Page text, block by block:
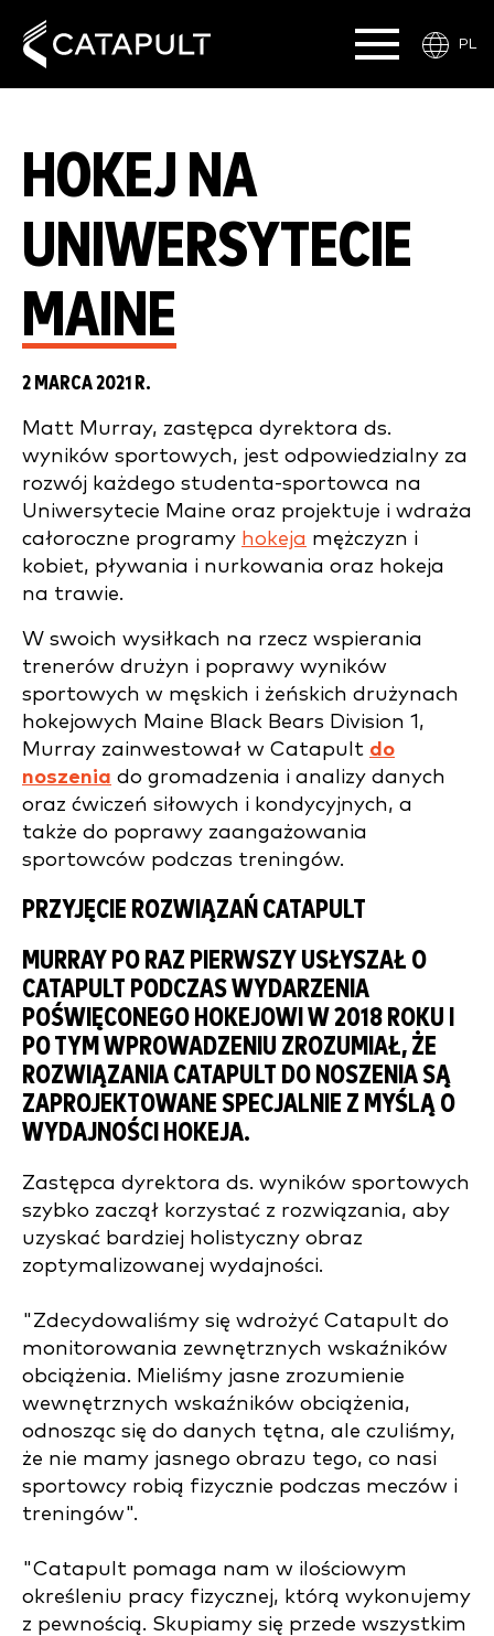
PL
HOKEJ NA
UNIWERSYTECIE
MAINE
2 MARCA 2021 R.
Matt Murray, zastępca dyrektora ds.
wyników sportowych, jest odpowiedzialny za
rozwój każdego studenta-sportowca na
Uniwersytecie Maine oraz projektuje i wdraża
całoroczne programy hokeja mężczyzn i
kobiet, pływania i nurkowania oraz hokeja
na trawie.
W swoich wysiłkach na rzecz wspierania
trenerów drużyn i poprawy wyników
sportowych w męskich i żeńskich drużynach
hokejowych Maine Black Bears Division 1,
Murray zainwestował w Catapult do
noszenia do gromadzenia i analizy danych
oraz ćwiczeń siłowych i kondycyjnych, a
także do poprawy zaangażowania
sportowców podczas treningów.
PRZYJĘCIE ROZWIĄZAŃ CATAPULT
MURRAY PO RAZ PIERWSZY USŁYSZAŁ O
CATAPULT PODCZAS WYDARZENIA
POŚWIĘCONEGO HOKEJOWI W 2018 ROKU I
PO TYM WPROWADZENIU ZROZUMIAŁ, ŻE
ROZWIĄZANIA CATAPULT DO NOSZENIA SĄ
ZAPROJEKTOWANE SPECJALNIE Z MYŚLĄ O
WYDAJNOŚCI HOKEJA.
Zastępca dyrektora ds. wyników sportowych
szybko zaczął korzystać z rozwiązania, aby
uzyskać bardziej holistyczny obraz
zoptymalizowanej wydajności.
"Zdecydowaliśmy się wdrożyć Catapult do
monitorowania zewnętrznych wskaźników
obciążenia. Mieliśmy jasne zrozumienie
wewnętrznych wskaźników obciążenia,
odnosząc się do danych tętna, ale czuliśmy,
że nie mamy jasnego obrazu tego, co nasi
sportowcy robią fizycznie podczas meczów i
treningów".
"Catapult pomaga nam w ilościowym
określeniu pracy fizycznej, którą wykonujemy
z pewnością. Skupiamy się przede wszystkim